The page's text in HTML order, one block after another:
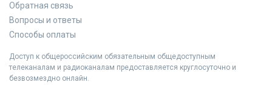
Обратная связь
Вопросы и ответы
Способы оплаты
Доступ к общероссийским обязательным общедоступным
телеканалам и радиоканалам предоставляется круглосуточно и
безвозмездно онлайн.